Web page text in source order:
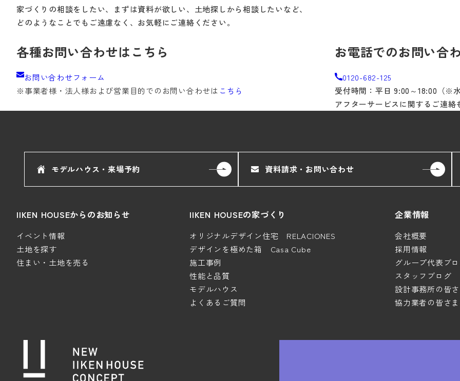
家づくりの相談をしたい、まずは資料が欲しい、土地探しから相談したいなど、
どのようなことでもご遠慮なく、お気軽にご連絡ください。
各種お問い合わせはこちら
お問い合わせフォーム
※事業者様・法人様および営業目的でのお問い合わせは こちら
お電話でのお問い合
0120-682-125
受付時間：平日 9:00～18:00（※水
アフターサービスに関するご連絡
モデルハウス・来場予約 資料請求・お問い合わせ
IIKEN HOUSEからのお知らせ
イベント情報
土地を探す
住まい・土地を売る
IIKEN HOUSEの家づくり
オリジナルデザイン住宅 RELACIONES
デザインを極めた箱 Casa Cube
施工事例
性能と品質
モデルハウス
よくあるご質問
企業情報
会社概要
採用情報
グループ代表ブ
スタッフブログ
設計事務所の皆
協力業者の皆さ